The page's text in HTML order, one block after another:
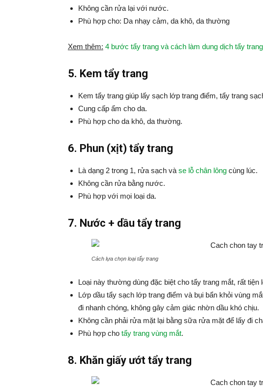
Không cần rửa lại với nước.
Phù hợp cho: Da nhạy cảm, da khô, da thường
Xem thêm: 4 bước tẩy trang và cách làm dung dịch tẩy
5. Kem tẩy trang
Kem tẩy trang giúp lấy sạch lớp trang điểm, tẩy trang
Cung cấp ẩm cho da.
Phù hợp cho da khô, da thường.
6. Phun (xịt) tẩy trang
Là dạng 2 trong 1, rửa sạch và se lỗ chân lông cùng lúc.
Không cần rửa bằng nước.
Phù hợp với mọi loại da.
7. Nước + dầu tẩy trang
Cách lựa chọn loại tẩy trang
Loại này thường dùng đặc biệt cho tẩy trang mắt, rất tiện
Lớp dầu tẩy sạch lớp trang điểm và bụi bẩn khỏi vùng
đi nhanh chóng, không gây cảm giác nhờn dầu khó chịu.
Không cần phải rửa mặt lại bằng sữa rửa mặt để lấy đi
Phù hợp cho tẩy trang vùng mắt.
8. Khăn giấy ướt tẩy trang